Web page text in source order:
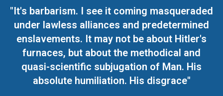
"It's barbarism. I see it coming masqueraded
under lawless alliances and predetermined
enslavements. It may not be about Hitler's
furnaces, but about the methodical and
quasi-scientific subjugation of Man. His
absolute humiliation. His disgrace"